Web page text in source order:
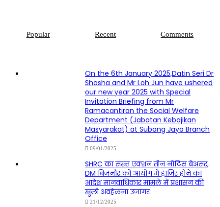
Popular Recent Comments
On the 6th January 2025,Datin Seri Dr
Shasha and Mr Loh Jun have ushered
our new year 2025 with Special
Invitation Briefing from Mr
Ramacantiran the Social Welfare
Department (Jabatan Kebajikan
Masyarakat) at Subang Jaya Branch
Office
09/01/2025
SHRC का सख्त एक्शन तीन नोटिस बेअसर,
DM बिजनौर को आयोग में हाज़िर होने का
आदेश मानवाधिकार मामले में प्रशासन की
खुली अवहेलना उजागर
21/12/2025